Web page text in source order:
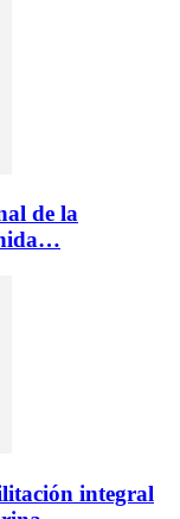
de la
integral